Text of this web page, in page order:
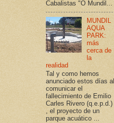
Cabalistas "O Mundil...
MUNDIL
AQUA
PARK:
más
cerca de
la
realidad
Tal y como hemos
anunciado estos días al
comunicar el
fallecimiento de Emilio
Carles Rivero (q.e.p.d.)
, el proyecto de un
parque acuático ...